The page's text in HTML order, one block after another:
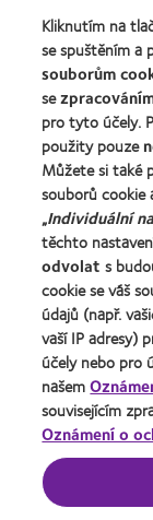
Nový uživatel
Zkušený
Blog
O
Kariéra v
Kontaktujte
Právní rámec
Ochrana
Oznámení o
Podmínky
Pravidla
Správa
Kliknutím na
se spuštěním
souborům
se
pro tyto účely.
použity pouze
Můžete si také
souborů cookie
„Individuální
těchto
odvolat s
cookie se váš
údajů (např.
vaší IP adresy)
účely nebo pro
našem
souvisejícím
Oznámení o